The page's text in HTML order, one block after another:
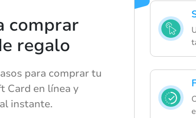
comprar
regalo
para comprar tu
Card en línea y
instante.